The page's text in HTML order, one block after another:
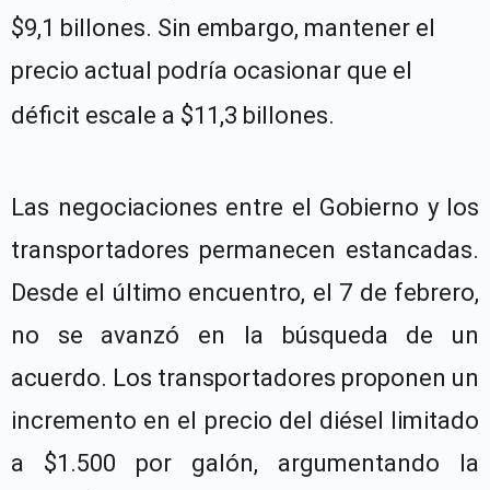
$9,1 billones. Sin embargo, mantener el
precio actual podría ocasionar que el
déficit escale a $11,3 billones.
Las negociaciones entre el Gobierno y los
transportadores permanecen estancadas.
Desde el último encuentro, el 7 de febrero,
no se avanzó en la búsqueda de un
acuerdo. Los transportadores proponen un
incremento en el precio del diésel limitado
a $1.500 por galón, argumentando la